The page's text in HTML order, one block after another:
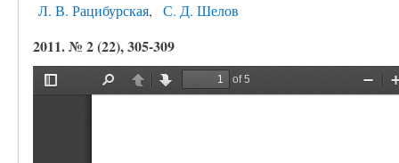
Л. В. Рацибурская С. Д. Шелов
2011. № 2 (22), 305-309